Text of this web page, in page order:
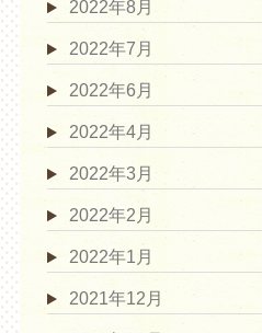
2022年8月
2022年7月
2022年6月
2022年4月
2022年3月
2022年2月
2022年1月
2021年12月